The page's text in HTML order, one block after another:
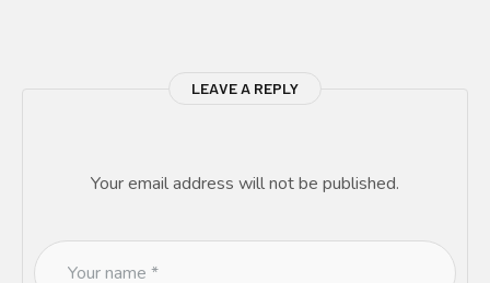
LEAVE A REPLY
Your email address will not be published.